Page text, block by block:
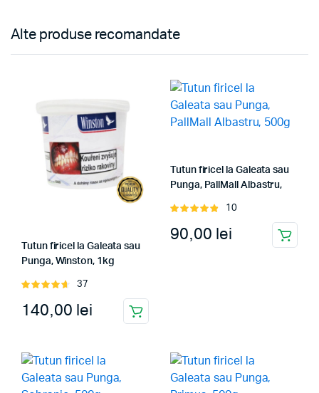
Alte produse recomandate
Tutun firicel la Galeata sau
Punga, Winston, 1kg
Evaluat
37
140,00 lei
Tutun firicel la Galeata sau
Punga, PallMall Albastru,
Evaluat
5
10
90,00 lei